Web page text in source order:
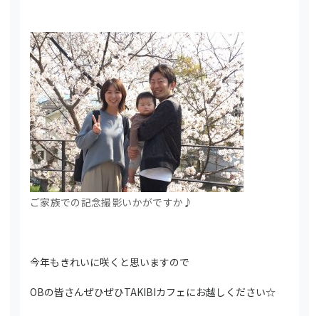
ご家族での記念撮影いかがですか♪
今年もきれいに咲くと思いますので
OBの皆さんぜひぜひTAKIBIカフェにお越しください☆